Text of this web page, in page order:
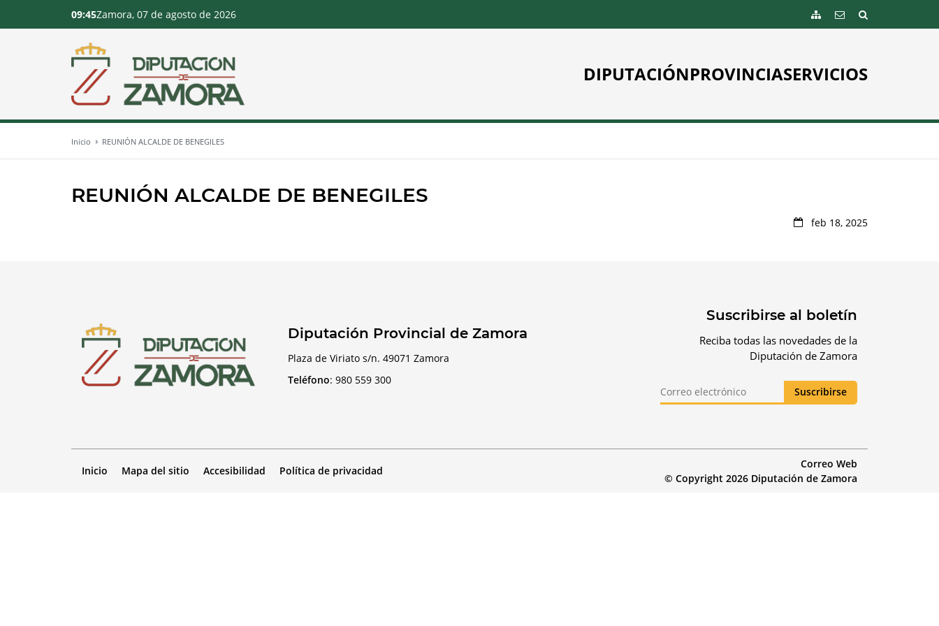
DIPUTACIÓNPROVINCIASERVICIOS
09:45Zamora, 07 de agosto de 2026
Inicio REUNIÓN ALCALDE DE BENEGILES
REUNIÓN ALCALDE DE BENEGILES
feb 18, 2025
Diputación Provincial de Zamora
Plaza de Viriato s/n. 49071 Zamora
Teléfono: 980 559 300
Suscribirse al boletín
Reciba todas las novedades de la
Diputación de Zamora
Inicio Mapa del sitio Accesibilidad Política de privacidad
Correo Web
© Copyright 2026 Diputación de Zamora